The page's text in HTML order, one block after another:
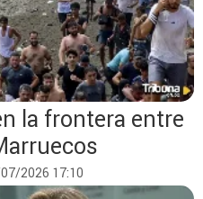
la frontera entre
2026 17:10